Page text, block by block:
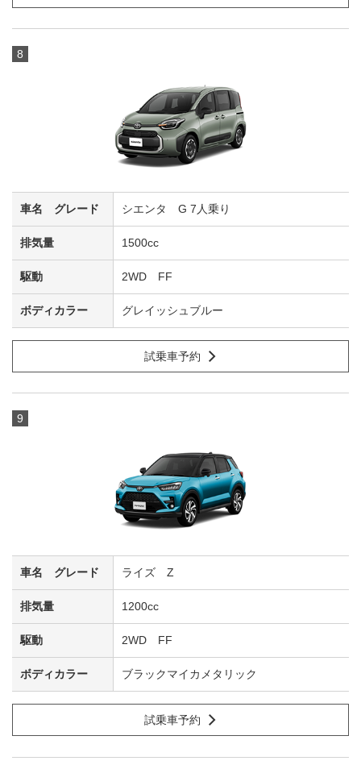
8
シエンタ G 7人乗り
1500cc
2WD FF
グレイッシュブルー
試乗車予約
9
ライズ Z
1200cc
2WD FF
ブラックマイカメタリック
試乗車予約